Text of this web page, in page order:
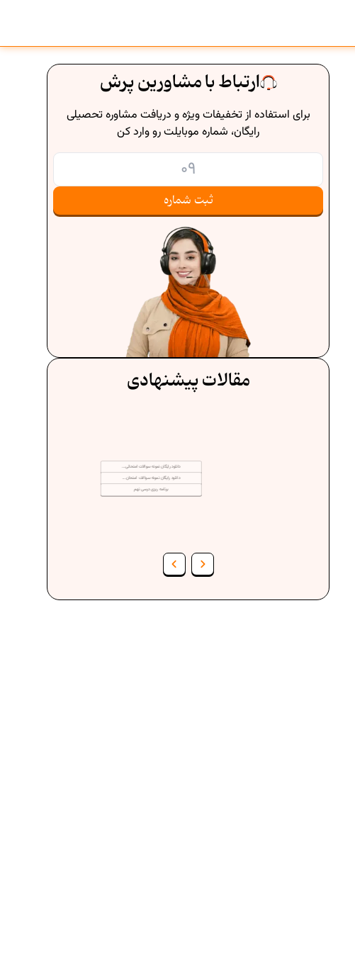
ارتباط با مشاورین پرش
برای استفاده از تخفیفات ویژه و دریافت مشاوره تحصیلی
رایگان، شماره موبایلت رو وارد کن
ثبت شماره
مقالات پیشنهادی
دانلود رایگان نمونه سوالات امتحانی...
دانلود رایگان نمونه سوالات امتحان...
فرمول حجم اشکال هندسی در ریاضیات
برنامه‌ ریزی درسی هفتم